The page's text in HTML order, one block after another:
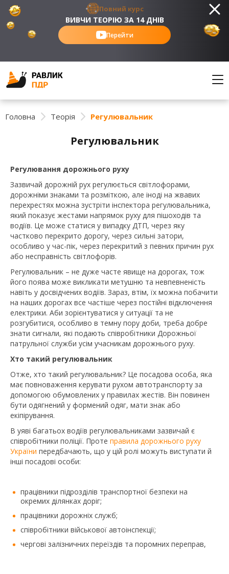
Повний курс
ВИВЧИ ТЕОРІЮ ЗА 14 ДНІВ
Перейти
Головна Теорія Регулювальник
Регулювальник
Регулювання дорожнього руху
Зазвичай дорожній рух регулюється світлофорами,
дорожніми знаками та розміткою, але іноді на жвавих
перехрестях можна зустріти інспектора регулювальника,
який показує жестами напрямок руху для пішоходів та
водіїв. Це може статися у випадку ДТП, через яку
частково перекрито дорогу, через сильні затори,
особливо у час-пік, через перекритий з певних причин рух
або несправність світлофорів.
Регулювальник – не дуже часте явище на дорогах, тож
його поява може викликати метушню та невпевненість
навіть у досвідчених водіїв. Зараз, втім, їх можна побачити
на наших дорогах все частіше через постійні відключення
електрики. Аби зорієнтуватися у ситуації та не
розгубитися, особливо в темну пору доби, треба добре
знати сигнали, які подають співробітники Дорожньої
патрульної служби усім учасникам дорожнього руху.
Хто такий регулювальник
Отже, хто такий регулювальник? Це посадова особа, яка
має повноваження керувати рухом автотранспорту за
допомогою обумовлених у правилах жестів. Він повинен
бути одягнений у формений одяг, мати знак або
екіпірування.
В уяві багатьох водіїв регулювальниками зазвичай є
співробітники поліції. Проте правила дорожнього руху
України передбачають, що у цій ролі можуть виступати й
інші посадові особи:
працівники підрозділів транспортної безпеки на
окремих ділянках доріг;
працівники дорожніх служб;
співробітники військової автоінспекції;
чергові залізничних переїздів та поромних переправ,